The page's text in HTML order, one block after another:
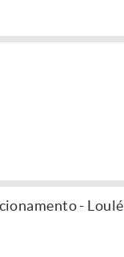
- Loulé